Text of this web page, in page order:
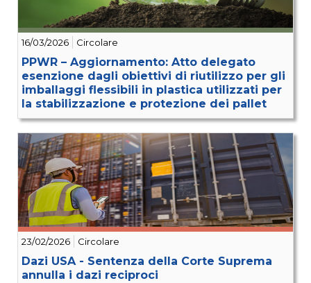
16/03/2026 Circolare
PPWR – Aggiornamento: Atto delegato
esenzione dagli obiettivi di riutilizzo per gli
imballaggi flessibili in plastica utilizzati per
la stabilizzazione e protezione dei pallet
23/02/2026 Circolare
Dazi USA - Sentenza della Corte Suprema
annulla i dazi reciproci